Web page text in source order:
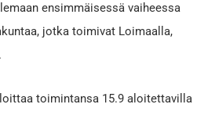
ensimmäisessä vaiheessa
jotka toimivat Loimaalla,
toimintansa 15.9 aloitettavilla